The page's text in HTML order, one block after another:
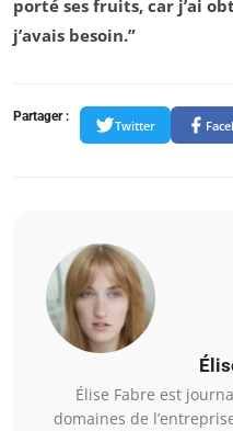
porté ses fruits, car j’ai
j’avais besoin.”
Partager :
Twitter
Élise Fabre est
domaines de